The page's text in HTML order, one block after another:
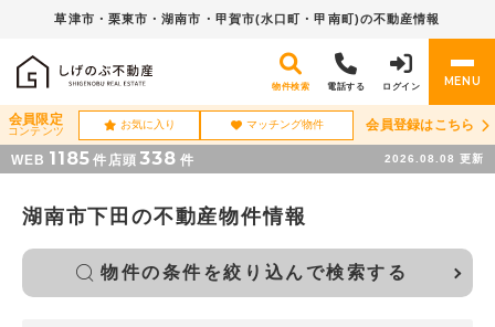
草津市・栗東市・湖南市・ 甲賀市(水口町・甲南町)の不動産情報
物件検索 電話する ログイン MENU
会員限定
コンテンツ
お気に入り マッチング物件 会員登録はこちら
WEB 1185 件 店頭 338 件 2026.08.08 更新
湖南市下田の不動産物件情報
物件の条件を絞り込んで検索する